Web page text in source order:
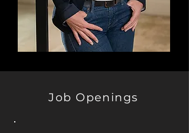
Job Openings